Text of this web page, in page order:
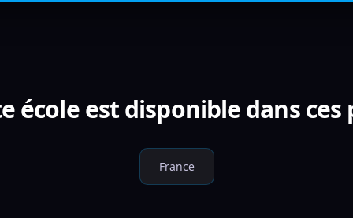
école est disponible dans ces
France